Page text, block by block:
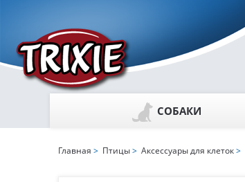
СОБАКИ
Главная > Птицы> Аксессуары для клеток>